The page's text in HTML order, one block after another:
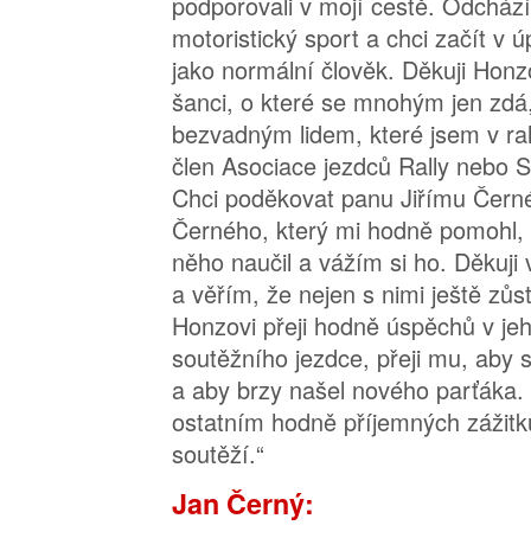
motoristický sport a chci začít v
jako normální člověk. Děkuji
šanci, o které se mnohým jen
bezvadným lidem, které jsem v
člen Asociace jezdců Rally nebo
Chci poděkovat panu Jiřímu
Černého, který mi hodně
něho naučil a vážím si ho. Děkuji
a věřím, že nejen s nimi ještě
Honzovi přeji hodně úspěchů v
soutěžního jezdce, přeji mu, aby
a aby brzy našel nového
ostatním hodně příjemných
soutěží.“
Jan Černý: